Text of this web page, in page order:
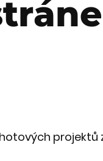
projektů